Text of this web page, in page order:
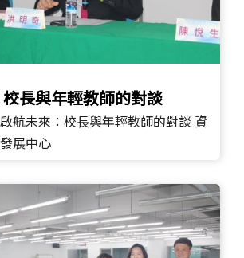
長與年輕教師的對談
啟航未來：校長與年輕教師的對談 資
展中心